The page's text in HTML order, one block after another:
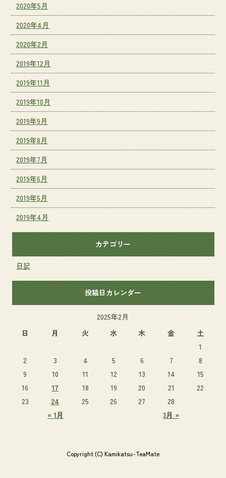
2020年5月
2020年4月
2020年2月
2019年12月
2019年11月
2019年10月
2019年9月
2019年8月
2019年7月
2019年6月
2019年5月
2019年4月
カテゴリー
日記
投稿日カレンダー
2025年2月
日
月 火 水 木 金 土
« 1月 3月 »
1
2
3 4 5 6 7
8
9
10 11 12 13 14
15
16
17 18 19 20 21
22
23
24 25 26 27 28
Copyright (C) Kamikatsu-TeaMate